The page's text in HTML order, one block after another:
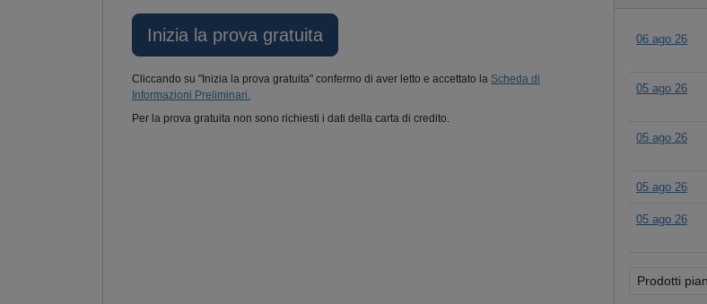
Cliccando su "Inizia la prova gratuita" confermo di aver letto e accettato la Scheda di
Informazioni Preliminari.
Per la prova gratuita non sono richiesti i dati della carta di credito.
06 ago 26
05 ago 26
05 ago 26
05 ago 26
05 ago 26